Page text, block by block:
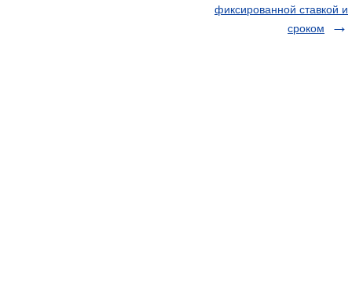
фиксированной ставкой и
сроком